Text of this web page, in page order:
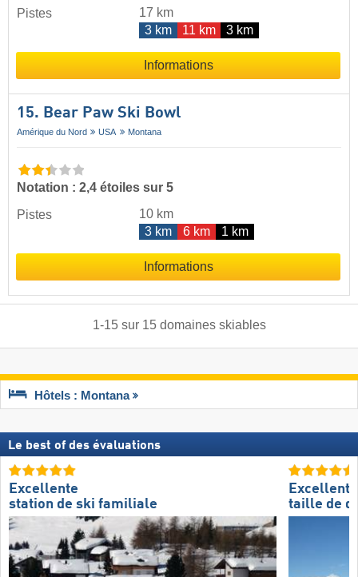
Pistes
17 km
3 km
11 km 3 km
Informations
15. Bear Paw Ski Bowl
Amérique du Nord USA Montana
Notation : 2,4 étoiles sur 5
Pistes
10 km
3 km
6 km 1 km
Informations
1-15sur 15 domaines skiables
Hôtels : Montana
Le best of des évaluations
Excellente
station de ski familiale
Excellente
taille de